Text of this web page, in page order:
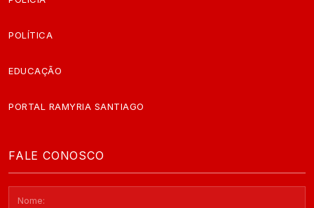
POLÍTICA
EDUCAÇÃO
PORTAL RAMYRIA SANTIAGO
FALE CONOSCO